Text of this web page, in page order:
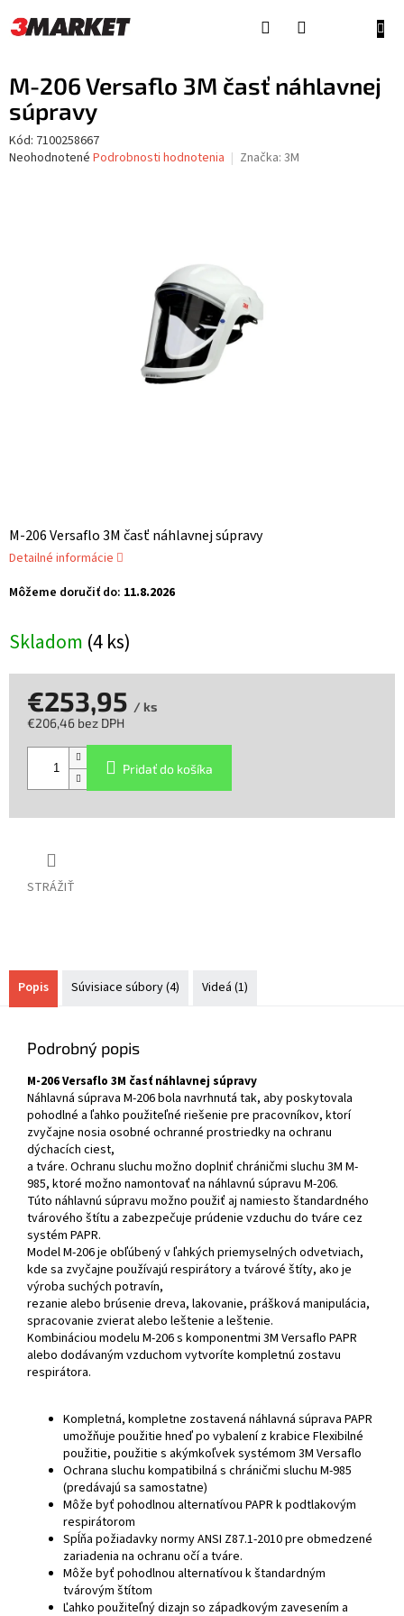
na
obsah
M-206 Versaflo 3M časť náhlavnej
súpravy
Kód: 7100258667
Priemerné
Neohodnotené Podrobnosti hodnotenia Značka: 3M
Skladom (4 ks)
Môžeme doručiť do: 11.8.2026
M-206 Versaflo 3M časť náhlavnej súpravy
Detailné informácie
STRÁŽIŤ
€253,95 / ks
€206,46 bez DPH
Pridať do košíka
Popis Súvisiace súbory (4) Videá (1)
Podrobný popis
M-206 Versaflo 3M časť náhlavnej súpravy
Náhlavná súprava M-206 bola navrhnutá tak, aby poskytovala
pohodlné a ľahko použiteľné riešenie pre pracovníkov, ktorí
zvyčajne nosia osobné ochranné prostriedky na ochranu
dýchacích ciest,
a tváre. Ochranu sluchu možno doplniť chráničmi sluchu 3M M-
985, ktoré možno namontovať na náhlavnú súpravu M-206.
Túto náhlavnú súpravu možno použiť aj namiesto štandardného
tvárového štítu a zabezpečuje prúdenie vzduchu do tváre cez
systém PAPR.
Model M-206 je obľúbený v ľahkých priemyselných odvetviach,
kde sa zvyčajne používajú respirátory a tvárové štíty, ako je
výroba suchých potravín,
rezanie alebo brúsenie dreva, lakovanie, prášková manipulácia,
spracovanie zvierat alebo leštenie a leštenie.
Kombináciou modelu M-206 s komponentmi 3M Versaflo PAPR
alebo dodávaným vzduchom vytvoríte kompletnú zostavu
respirátora.
Kompletná, kompletne zostavená náhlavná súprava PAPR
umožňuje použitie hneď po vybalení z krabice Flexibilné
použitie, použitie s akýmkoľvek systémom 3M Versaflo
Ochrana sluchu kompatibilná s chráničmi sluchu M-985
(predávajú sa samostatne)
Môže byť pohodlnou alternatívou PAPR k podtlakovým
respirátorom
Spĺňa požiadavky normy ANSI Z87.1-2010 pre obmedzené
zariadenia na ochranu očí a tváre.
Môže byť pohodlnou alternatívou k štandardným
tvárovým štítom
Ľahko použiteľný dizajn so západkovým zavesením a